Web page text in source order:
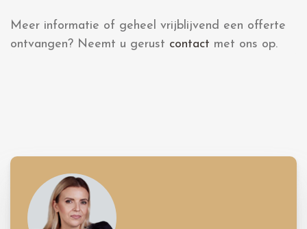
Meer informatie of geheel vrijblijvend een offerte
ontvangen? Neemt u gerust contact met ons op.